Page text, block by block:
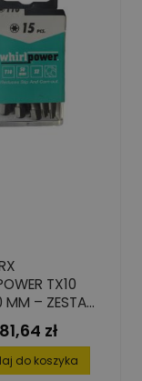
TX10
– ZESTAW
Cena
81,64 zł
do koszyka